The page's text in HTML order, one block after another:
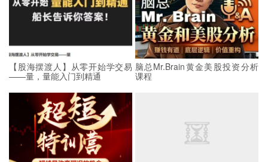
【股海摆渡人】从零开始学交易
——量，量能入门到精通
脑总Mr.Brain黄金美股投资分析
课程